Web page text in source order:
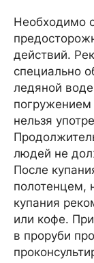
Необходимо
действий.
специально
ледяной
погружением
нельзя
людей не
После
полотенцем,
купания
или кофе.
в проруби